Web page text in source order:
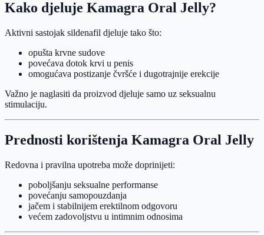
Kako djeluje Kamagra Oral Jelly?
Aktivni sastojak sildenafil djeluje tako što:
opušta krvne sudove
povećava dotok krvi u penis
omogućava postizanje čvršće i dugotrajnije erekcije
Važno je naglasiti da proizvod djeluje samo uz seksualnu
stimulaciju.
Prednosti korištenja Kamagra Oral Jelly
Redovna i pravilna upotreba može doprinijeti:
poboljšanju seksualne performanse
povećanju samopouzdanja
jačem i stabilnijem erektilnom odgovoru
većem zadovoljstvu u intimnim odnosima